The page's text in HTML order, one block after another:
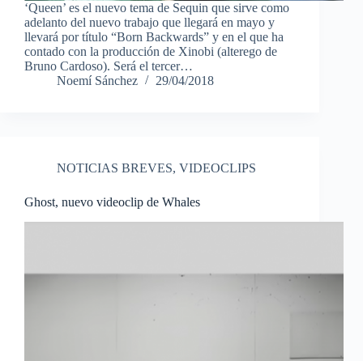
‘Queen’ es el nuevo tema de Sequin que sirve como
adelanto del nuevo trabajo que llegará en mayo y
llevará por título “Born Backwards” y en el que ha
contado con la producción de Xinobi (alterego de
Bruno Cardoso). Será el tercer…
Noemí Sánchez
29/04/2018
NOTICIAS BREVES, VIDEOCLIPS
Ghost, nuevo videoclip de Whales